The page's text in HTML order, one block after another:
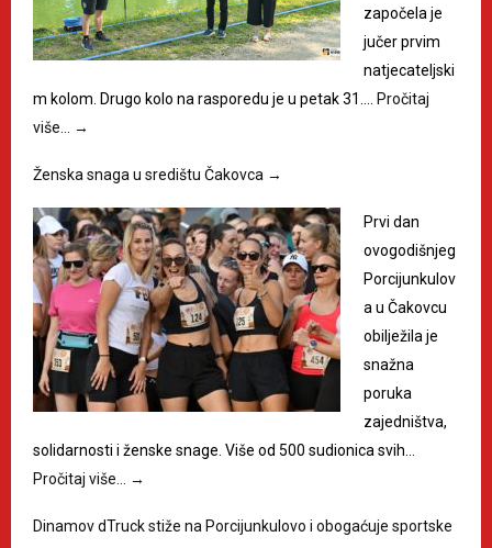
započela je
jučer prvim
natjecateljski
m kolom. Drugo kolo na rasporedu je u petak 31.…
Pročitaj
više…
→
Ženska snaga u središtu Čakovca →
Prvi dan
ovogodišnjeg
Porcijunkulov
a u Čakovcu
obilježila je
snažna
poruka
zajedništva,
solidarnosti i ženske snage. Više od 500 sudionica svih…
Pročitaj više…
→
Dinamov dTruck stiže na Porcijunkulovo i obogaćuje sportske